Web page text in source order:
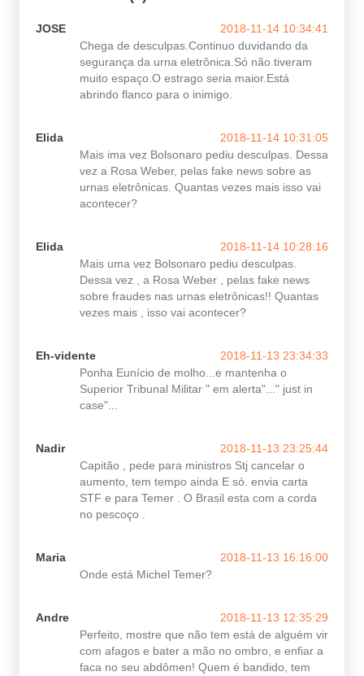
JOSE
2018-11-14 10:34:41
Chega de desculpas.Continuo duvidando da
segurança da urna eletrônica.Só não tiveram
muito espaço.O estrago seria maior.Está
abrindo flanco para o inimigo.
Elida
2018-11-14 10:31:05
Mais ima vez Bolsonaro pediu desculpas. Dessa
vez a Rosa Weber, pelas fake news sobre as
urnas eletrônicas. Quantas vezes mais isso vai
acontecer?
Elida
2018-11-14 10:28:16
Mais uma vez Bolsonaro pediu desculpas.
Dessa vez , a Rosa Weber , pelas fake news
sobre fraudes nas urnas eletrônicas!! Quantas
vezes mais , isso vai acontecer?
Eh-vidente
2018-11-13 23:34:33
Ponha Eunício de molho...e mantenha o
Superior Tribunal Militar " em alerta"..." just in
case"...
Nadir
2018-11-13 23:25:44
Capitão , pede para ministros Stj cancelar o
aumento, tem tempo ainda E só. envia carta
STF e para Temer . O Brasil esta com a corda
no pescoço .
Maria
2018-11-13 16:16:00
Onde está Michel Temer?
Andre
2018-11-13 12:35:29
Perfeito, mostre que não tem está de alguém vir
com afagos e bater a mão no ombro, e enfiar a
faca no seu abdômen! Quem é bandido, tem